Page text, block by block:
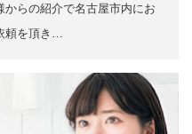
らの紹介で名古屋市内にお
頼を頂き…